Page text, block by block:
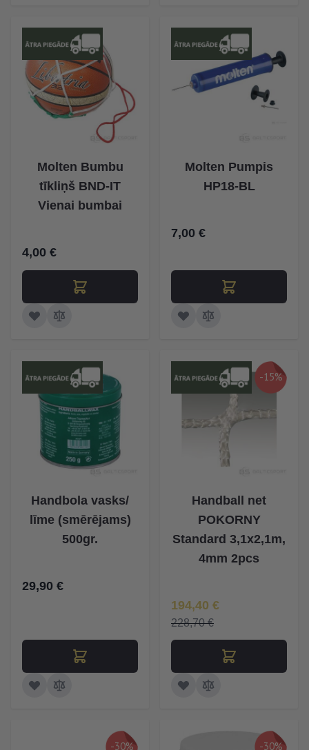
Molten Bumbu
tīkliņš BND-IT
Vienai bumbai
4,00 €
Molten Pumpis
HP18-BL
7,00 €
Handbola vasks/
līme (smērējams)
500gr.
29,90 €
-15%
Handball net
POKORNY
Standard 3,1x2,1m,
4mm 2pcs
Īpaša Cena
194,40 €
228,70 €
-30% -30%